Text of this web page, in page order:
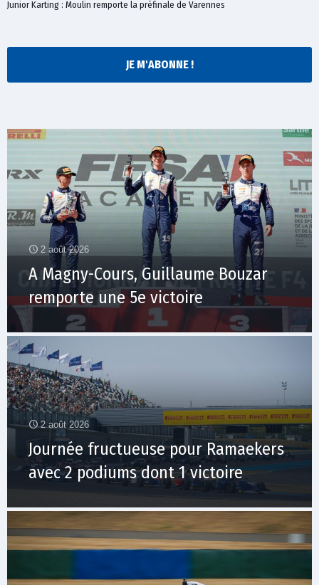
Junior Karting : Moulin remporte la préfinale de Varennes
JE M'ABONNE !
2 août 2026
A Magny-Cours, Guillaume Bouzar
remporte une 5e victoire
2 août 2026
Journée fructueuse pour Ramaekers
avec 2 podiums dont 1 victoire